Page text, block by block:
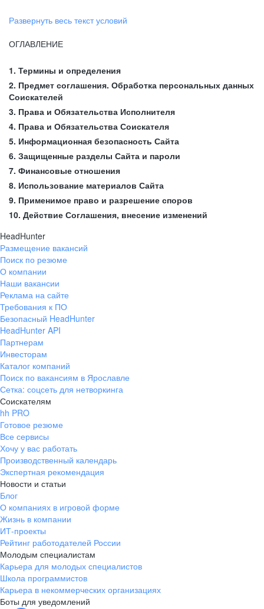
Развернуть весь текст условий
ОГЛАВЛЕНИЕ
1. Термины и определения
2. Предмет соглашения. Обработка персональных данных
Соискателей
3. Права и Обязательства Исполнителя
4. Права и Обязательства Соискателя
5. Информационная безопасность Сайта
6. Защищенные разделы Сайта и пароли
7. Финансовые отношения
8. Использование материалов Сайта
9. Применимое право и разрешение споров
10. Действие Соглашения, внесение изменений
HeadHunter
Размещение вакансий
Поиск по резюме
О компании
Наши вакансии
Реклама на сайте
Требования к ПО
Безопасный HeadHunter
HeadHunter API
Партнерам
Инвесторам
Каталог компаний
Поиск по вакансиям в Ярославле
Сетка: соцсеть для нетворкинга
Соискателям
hh PRO
Готовое резюме
Все сервисы
Хочу у вас работать
Производственный календарь
Экспертная рекомендация
Новости и статьи
Блог
О компаниях в игровой форме
Жизнь в компании
ИТ-проекты
Рейтинг работодателей России
Молодым специалистам
Карьера для молодых специалистов
Школа программистов
Карьера в некоммерческих организациях
Боты для уведомлений